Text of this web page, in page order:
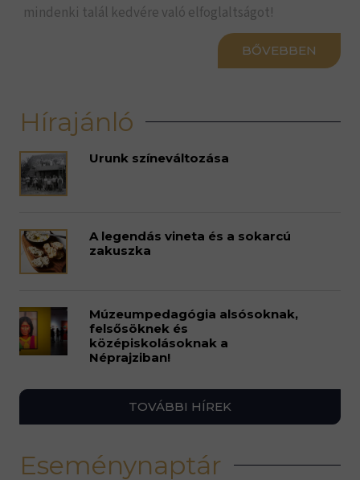
mindenki talál kedvére való elfoglaltságot!
BŐVEBBEN
Hírajánló
Urunk színeváltozása
A legendás vineta és a sokarcú
zakuszka
Múzeumpedagógia alsósoknak,
felsősöknek és
középiskolásoknak a
Néprajziban!
TOVÁBBI HÍREK
Eseménynaptár